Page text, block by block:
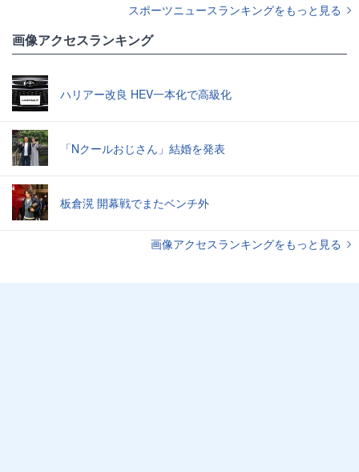
スポーツニュースランキングをもっと見る
画像アクセスランキング
ハリアー改良 HEV一本化で高級化
「Nクールおじさん」結婚を発表
板倉滉 開幕戦でまたベンチ外
画像アクセスランキングをもっと見る